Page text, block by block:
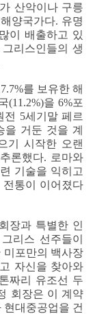
산악이나 구릉
양국가다. 유명
이 배출하고 있
리스인들의 생
를 보유한 해
(11.2%)을 6%포
5세기말 페르
을 거둔 것을 계
기 시작한 오랜
론했다. 로마와
기술을 익히고
통이 이어졌다
장과 특별한 인
리스 선주들이
포만의 백사장
자신을 찾아와
짜리 유조선 두
회장은 이 계약
대중공업을 건